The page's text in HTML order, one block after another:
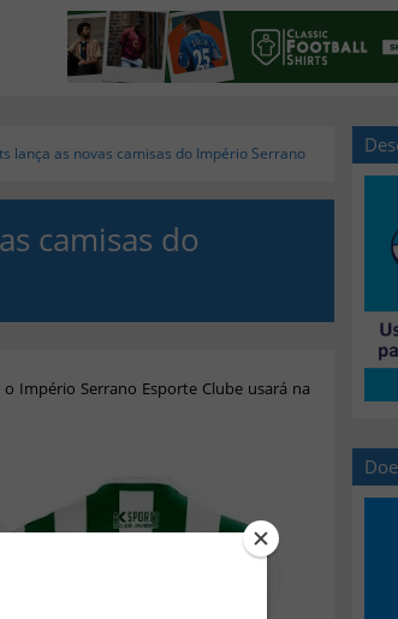
lança as novas camisas do Império Serrano
camisas do
Império Serrano Esporte Clube usará na